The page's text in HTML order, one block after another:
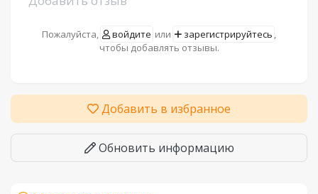
Пожалуйста, войдите или зарегистрируйтесь ,
чтобы добавлять отзывы.
Добавить в избранное
Обновить информацию